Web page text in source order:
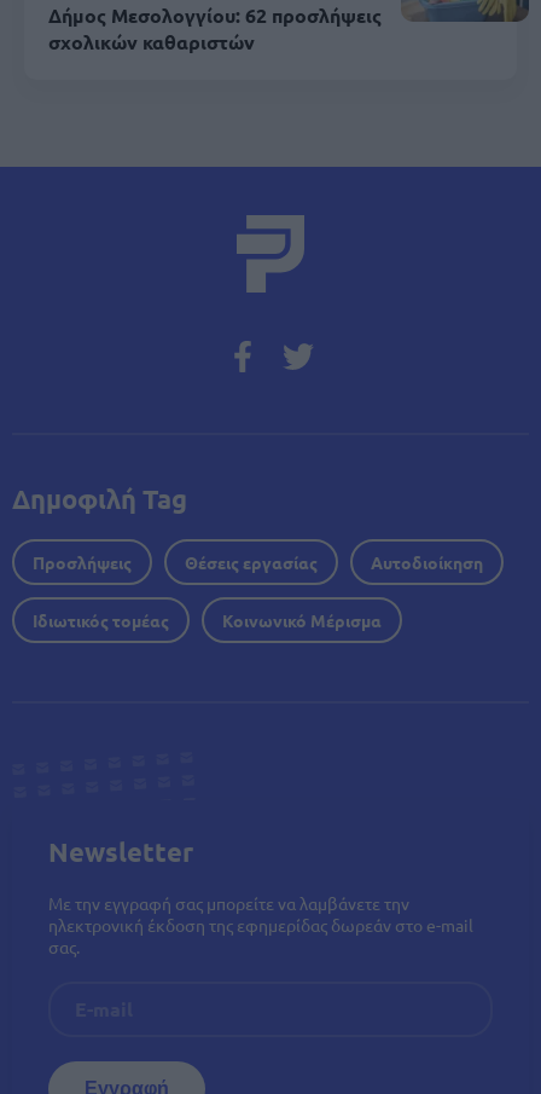
Δήμος Μεσολογγίου: 62 προσλήψεις
σχολικών καθαριστών
Δημοφιλή Tag
Προσλήψεις Θέσεις εργασίας Αυτοδιοίκηση
Ιδιωτικός τομέας Κοινωνικό Μέρισμα
Newsletter
Με την εγγραφή σας μπορείτε να λαμβάνετε την
ηλεκτρονική έκδοση της εφημερίδας δωρεάν στο e-mail
σας.